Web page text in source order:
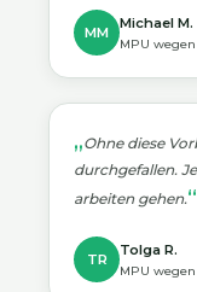
MM
Michael M.
MPU
Ohne diese
durchgefallen.
arbeiten gehen.
TR
Tolga R.
MPU